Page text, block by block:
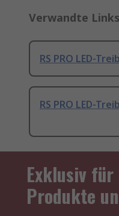
Verwandte Links
RS PRO LED-
RS PRO LED-
Exklusiv für
Produkte